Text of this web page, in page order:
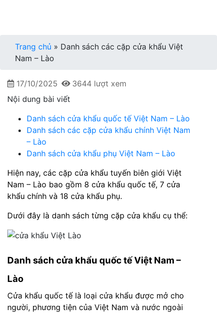
Trang chủ » Danh sách các cặp cửa khẩu Việt
Nam – Lào
17/10/2025
3644 lượt xem
Nội dung bài viết
Danh sách cửa khẩu quốc tế Việt Nam – Lào
Danh sách các cặp cửa khẩu chính Việt Nam
– Lào
Danh sách cửa khẩu phụ Việt Nam – Lào
Hiện nay, các cặp cửa khẩu tuyến biên giới Việt
Nam – Lào bao gồm 8 cửa khẩu quốc tế, 7 cửa
khẩu chính và 18 cửa khẩu phụ.
Dưới đây là danh sách từng cặp cửa khẩu cụ thể:
Danh sách cửa khẩu quốc tế Việt Nam –
Lào
Cửa khẩu quốc tế là loại cửa khẩu được mở cho
người, phương tiện của Việt Nam và nước ngoài